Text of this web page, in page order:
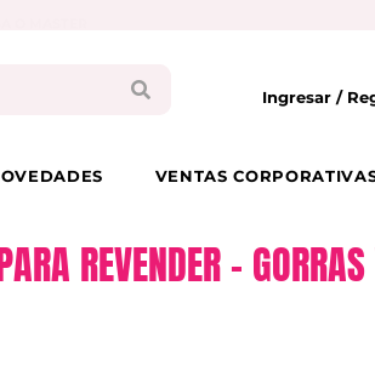
Ingresar /
VENTAS
REVENDER –